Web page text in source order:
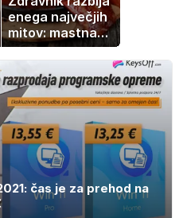
enega največjih
mitov: mastna
jetra ne
nastanejo zaradi
slanine, temveč
zaradi živila, ki
ga imamo vsi
radi
čas je za prehod na